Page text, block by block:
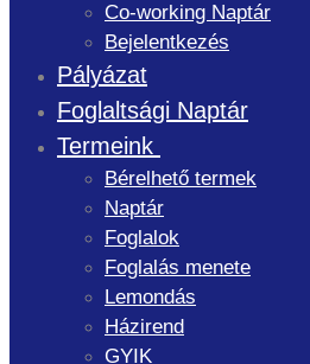
Co-working Naptár
Bejelentkezés
Pályázat
Foglaltsági Naptár
Termeink
Bérelhető termek
Naptár
Foglalok
Foglalás menete
Lemondás
Házirend
GYIK